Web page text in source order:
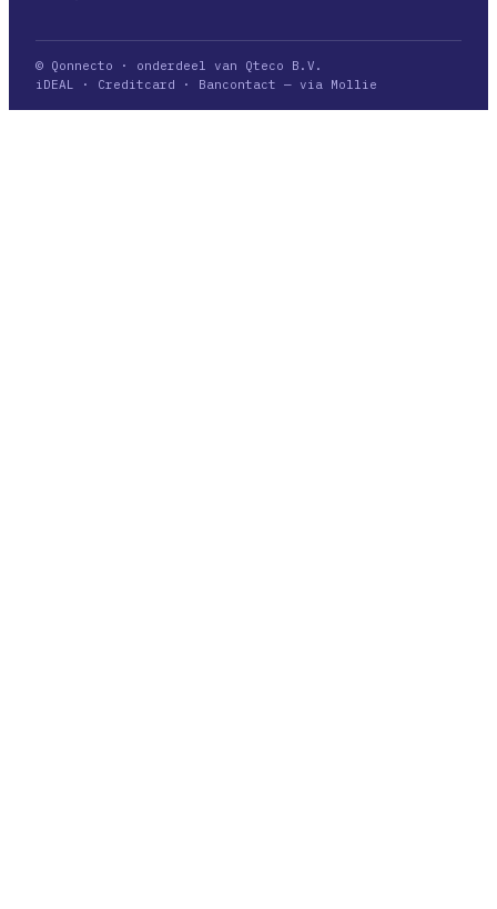
© Qonnecto · onderdeel van Qteco B.V.
iDEAL · Creditcard · Bancontact — via Mollie